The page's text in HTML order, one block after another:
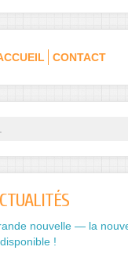
CONTACT
nouvelle — la
!